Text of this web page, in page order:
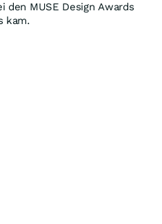
den MUSE Design Awards
kam.